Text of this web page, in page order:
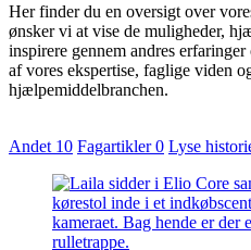
Her finder du en oversigt over
ønsker vi at vise de muligheder,
inspirere gennem andres
af vores ekspertise, faglige viden
hjælpemiddelbranchen.
Artikler
kategori
filter
Andet 10 Fagartikler0 Lyse